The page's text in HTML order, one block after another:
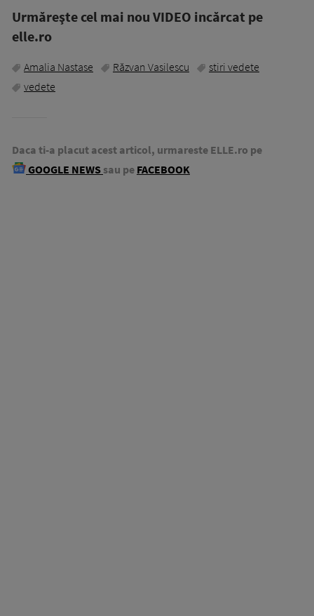
Urmăreşte cel mai nou VIDEO incărcat pe
elle.ro
Amalia Nastase Răzvan Vasilescu
stiri vedete
vedete
Daca ti-a placut acest articol, urmareste ELLE.ro pe
GOOGLE NEWS sau pe FACEBOOK